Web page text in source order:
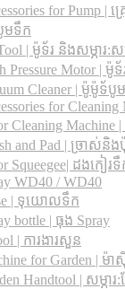
for Pump |
មទឹក
| ម៉ូទ័រ និងសម្ភារ:ស
Pressure Motor |
Cleaner | ម៉ូម៉ូទ័
for Cleaning
Cleaning Machine
and Pad | ច្រាស់និ
Squeegee| ដងកៀរ
WD40 / WD40
| ទុយោលទឹក
bottle | ធុង Spray
| ការងារសួន
for Garden | ម៉
Handtool | សម្ភា